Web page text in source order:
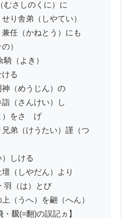
むさしのくに）に
り舎弟（しやてい）
任（かねとう）にも
）
（よき）
る
（めうじん）の
（さんけい）し
をさゝげ
弟（けうたい）謹（つゝ
しける
（しやだん）より
羽（は）とび
（うへ）を翩（へん）
飜(=翻)の誤記ヵ】